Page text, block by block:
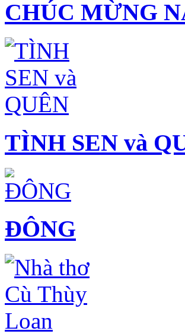
CHÚC MỪNG
TÌNH SEN và
ĐÔNG